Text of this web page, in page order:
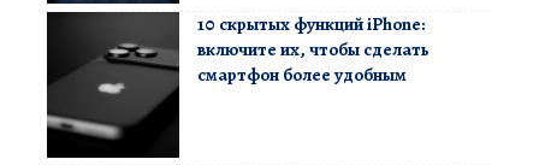
10 скрытых функций iPhone:
включите их, чтобы сделать
смартфон более удобным